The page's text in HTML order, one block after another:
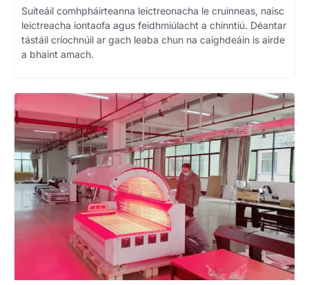
Suiteáil comhpháirteanna leictreonacha le cruinneas, naisc
leictreacha iontaofa agus feidhmiúlacht a chinntiú. Déantar
tástáil críochnúil ar gach leaba chun na caighdeáin is airde
a bhaint amach.